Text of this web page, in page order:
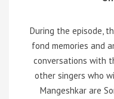
During the episode,
fond memories and
conversations with
other singers who
Mangeshkar are